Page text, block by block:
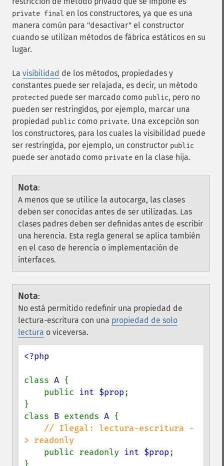
private final en los constructores, ya que es una
manera común para "desactivar" el constructor
cuando se utilizan métodos de fábrica estáticos en su
lugar.
La visibilidad de los métodos, propiedades y
constantes puede ser relajada, es decir, un método
protected puede ser marcado como public, pero no
pueden ser restringidos, por ejemplo, marcar una
propiedad public como private. Una excepción son
los constructores, para los cuales la visibilidad puede
ser restringida, por ejemplo, un constructor public
puede ser anotado como private en la clase hija.
Nota:
A menos que se utilice la autocarga, las clases
deben ser conocidas antes de ser utilizadas. Las
clases padres deben ser definidas antes de escribir
una herencia. Esta regla general se aplica también
en el caso de herencia o implementación de
interfaces.
Nota:
No está permitido redefinir una propiedad de
lectura-escritura con una propiedad de solo
lectura o viceversa.
<?php
class A {
    public
int $prop;
}
class B extends A {
// Ilegal: lectura-escritura -
> readonly
public readonly int $prop;